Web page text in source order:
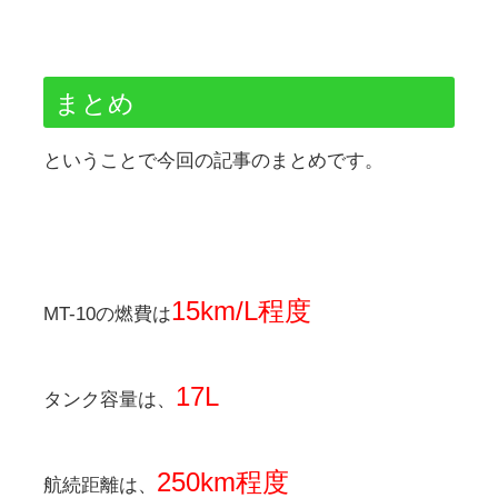
まとめ
ということで今回の記事のまとめです。
MT-10の燃費は15km/L程度
タンク容量は、 17L
航続距離は、 250km程度